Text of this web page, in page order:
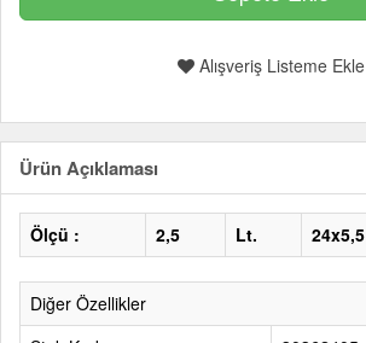
Alışveriş Listeme Ekle
Ürün Açıklaması
Ölçü : 2,5 Lt. 24x5,5
Diğer Özellikler